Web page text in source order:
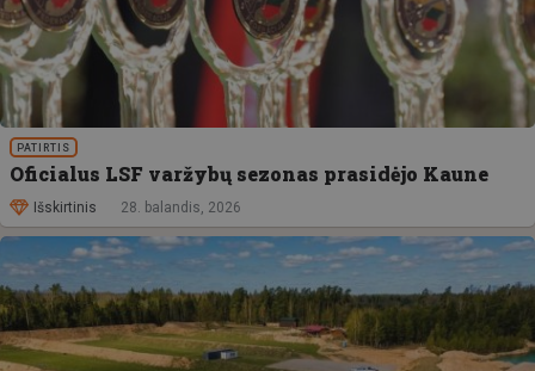
PATIRTIS
Oficialus LSF varžybų sezonas prasidėjo Kaune
Išskirtinis 28. balandis, 2026